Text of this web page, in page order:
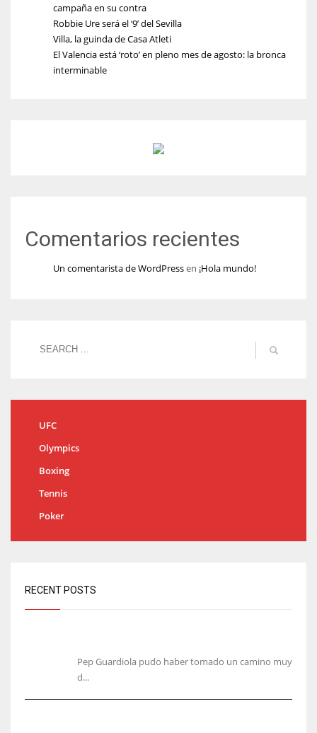
campaña en su contra
Robbie Ure será el ‘9’ del Sevilla
Villa, la guinda de Casa Atleti
El Valencia está ‘roto’ en pleno mes de agosto: la bronca
interminable
Comentarios recientes
Un comentarista de WordPressen ¡Hola mundo!
UFC
Olympics
Boxing
Tennis
Poker
RECENT POSTS
Pep Guardiola pudo haber tomado un camino muy
d...